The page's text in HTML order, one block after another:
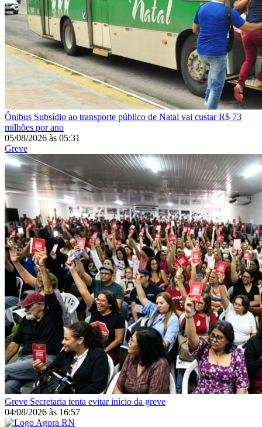
Ônibus Subsídio ao transporte público de Natal vai custar R$ 73
milhões por ano
05/08/2026 às 05:31
Greve
Greve Secretaria tenta evitar início da greve
04/08/2026 às 16:57